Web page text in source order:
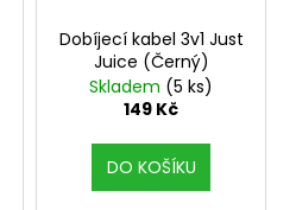
Dobíjecí kabel 3v1 Just
Juice (Černý)
Skladem (5 ks)
149 Kč
DO KOŠÍKU